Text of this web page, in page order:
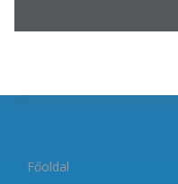
Főoldal